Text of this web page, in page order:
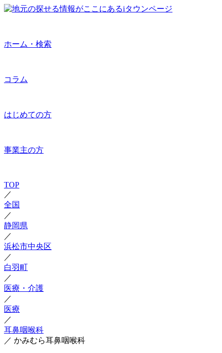
ホーム・検索
コラム
はじめての方
事業主の方
TOP
／
全国
／
静岡県
／
浜松市中央区
／
白羽町
／
医療・介護
／
医療
／
耳鼻咽喉科
／ かみむら耳鼻咽喉科